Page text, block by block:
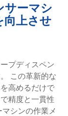
サーマシ
向上させ
プディスペン
この革新的な
高めるだけで
精度と一貫性
シンの作業メ